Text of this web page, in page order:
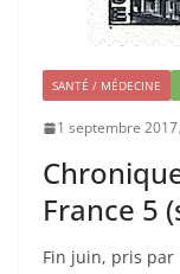
SANTÉ / MÉDECINE
1 septembre 2017
France 5
Fin juin, pris par